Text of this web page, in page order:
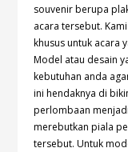
souvenir berupa
acara tersebut.
khusus untuk acara
Model atau desain
kebutuhan anda
ini hendaknya di
perlombaan
merebutkan piala
tersebut. Untuk